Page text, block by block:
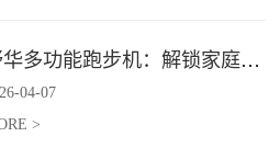
舒华多功能跑步机：解锁家庭健身新体验（体楷体育）
-04-07
>